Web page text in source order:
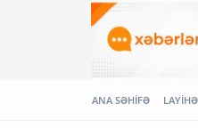
ANA SƏHİFƏ